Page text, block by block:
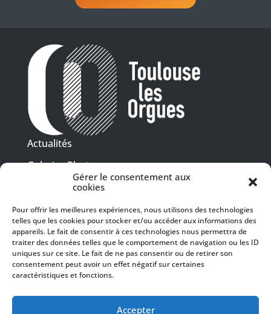
Gérer le consentement aux
cookies
Pour offrir les meilleures expériences, nous utilisons des technologies
telles que les cookies pour stocker et/ou accéder aux informations des
appareils. Le fait de consentir à ces technologies nous permettra de
traiter des données telles que le comportement de navigation ou les ID
uniques sur ce site. Le fait de ne pas consentir ou de retirer son
consentement peut avoir un effet négatif sur certaines
caractéristiques et fonctions.
Accepter
Actualités
Galeries Photos
Vidéothèque
Presse
Programme PDF
Billetterie
Recrutement
Mentions légales
SUIVEZ-NOUS